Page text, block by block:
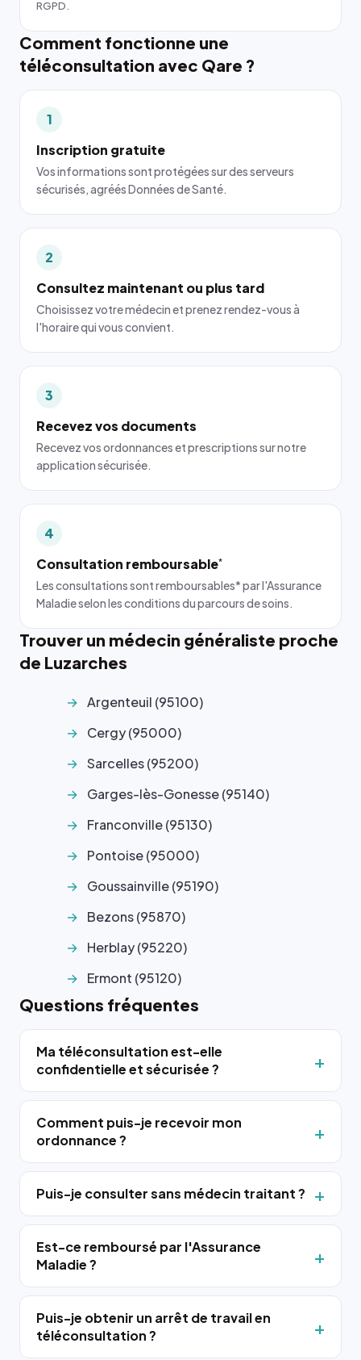
RGPD.
Comment fonctionne une
téléconsultation avec Qare ?
1
Inscription gratuite
Vos informations sont protégées sur des serveurs
sécurisés, agréés Données de Santé.
2
Consultez maintenant ou plus tard
Choisissez votre médecin et prenez rendez-vous à
l'horaire qui vous convient.
3
Recevez vos documents
Recevez vos ordonnances et prescriptions sur notre
application sécurisée.
4
Consultation remboursable*
Les consultations sont remboursables* par l'Assurance
Maladie selon les conditions du parcours de soins.
Trouver un médecin généraliste proche
de Luzarches
Argenteuil (95100)
Cergy (95000)
Sarcelles (95200)
Garges-lès-Gonesse (95140)
Franconville (95130)
Pontoise (95000)
Goussainville (95190)
Bezons (95870)
Herblay (95220)
Ermont (95120)
Questions fréquentes
Ma téléconsultation est-elle
confidentielle et sécurisée ?
Comment puis-je recevoir mon
ordonnance ?
Puis-je consulter sans médecin traitant ?
Est-ce remboursé par l'Assurance
Maladie ?
Puis-je obtenir un arrêt de travail en
téléconsultation ?